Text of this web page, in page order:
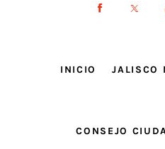
INICIO JALISCO
CONSEJO